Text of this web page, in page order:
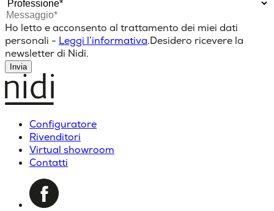
Ho letto e acconsento al trattamento dei miei dati
personali - Leggi l’informativa.Desidero ricevere la
newsletter di Nidi.
Invia
Configuratore
Rivenditori
Virtual showroom
Contatti